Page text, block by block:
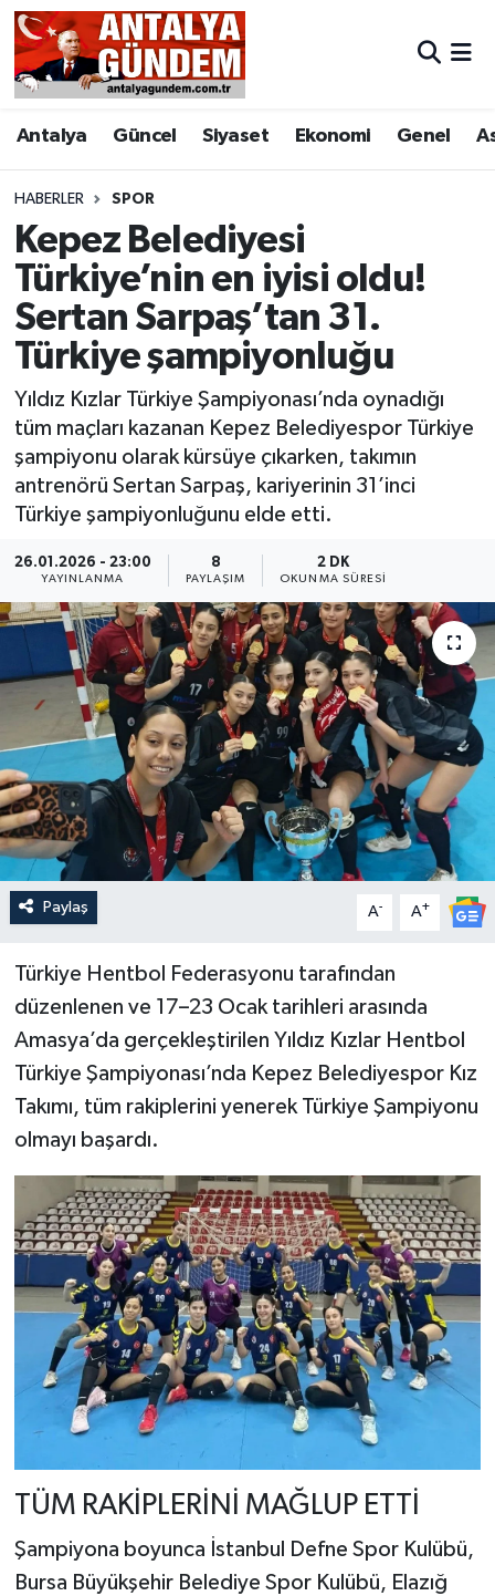
Antalya Güncel Siyaset Ekonomi Genel
HABERLER SPOR
Kepez Belediyesi
Türkiye’nin en iyisi oldu!
Sertan Sarpaş’tan 31.
Türkiye şampiyonluğu
Yıldız Kızlar Türkiye Şampiyonası’nda oynadığı
tüm maçları kazanan Kepez Belediyespor Türkiye
şampiyonu olarak kürsüye çıkarken, takımın
antrenörü Sertan Sarpaş, kariyerinin 31’inci
Türkiye şampiyonluğunu elde etti.
26.01.2026 - 23:00
YAYINLANMA
8
PAYLAŞIM
2 DK
OKUNMA SÜRESI
Paylaş A- A+
Türkiye Hentbol Federasyonu tarafından
düzenlenen ve 17–23 Ocak tarihleri arasında
Amasya’da gerçekleştirilen Yıldız Kızlar Hentbol
Türkiye Şampiyonası’nda Kepez Belediyespor Kız
Takımı, tüm rakiplerini yenerek Türkiye Şampiyonu
olmayı başardı.
TÜM RAKİPLERİNİ MAĞLUP ETTİ
Şampiyona boyunca İstanbul Defne Spor Kulübü,
Bursa Büyükşehir Belediye Spor Kulübü, Elazığ
Antalya
Asayiş
Bilim & Teknoloji
Bölge
EĞİTİM
Ekonomi
Genel
Görüntülü Haber
Kültür & Sanat
Magazin
Resmi İlan
Sağlık & Yaşam
Siyaset
Spor
Antalya Nöbetçi Eczaneler
Antalya Hava Durumu
Antalya Namaz Vakitleri
Antalya Trafik Yoğunluk Haritası
Süper Lig Puan Durumu ve Fikstür
Tüm Manşetler
Son Dakika Haberleri
Haber Arşivi